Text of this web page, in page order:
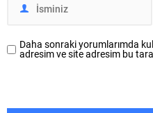
Daha sonraki yorumlarımda
adresim ve site adresim bu